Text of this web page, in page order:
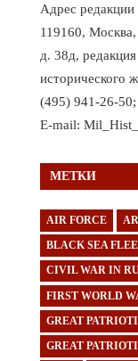
Адрес редакции
119160,
д. 38д,
исторического
(495) 941-26-
E-mail:
МЕТКИ
AIR FORCE
BLACK SEA
CIVIL WAR IN
FIRST WORLD
GREAT
GREAT